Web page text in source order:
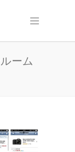
ーム